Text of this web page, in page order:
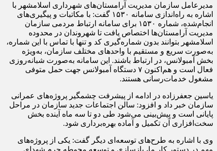
مدیرعامل سازمان مدیریت آرامستان‌های شهرداری اسلامشهر با
اشاره به راه‌اندازی سامانه ۱۵۳۰ گفت: با مکاتبات و پیگیری‌های
انجام‌شده، شماره ۱۵۳۰ برای سامانه ارتباط مردمی سازمان
مدیریت آرامستان‌ها اختصاص یافت تا شهروندان در محدوده
اسلامشهر بتوانند بدون شماره‌گیری کد و تنها با تماس با این شماره،
به‌صورت سریع و مستقیم با واحدهای مختلف سازمان، به‌ویژه
بخش آمبولانس، در ارتباط باشند. این سامانه به‌صورت شبانه‌روزی
فعال است و هم‌اکنون ۷ دستگاه آمبولانس جهت حمل متوفی
مشغول خدمات‌رسانی هستند.
یاسین جعفرزاده در ادامه از پیشرفت چشمگیر پروژه‌های عمرانی
سازمان خبر داد و افزود: سالن اجتماعات جدید سازمان در مراحل
پایانی است و پیش‌بینی می‌شود طی دو تا سه ماه آینده بخش
سخت‌افزاری آن تکمیل و آماده بهره‌برداری شود.
وی با اشاره به طرح‌های توسعه‌ای دیگر گفت: یکی از پروژه‌های
مهم در دستور کار ما، بازسازی و توسعه محوطه حرم شهدای